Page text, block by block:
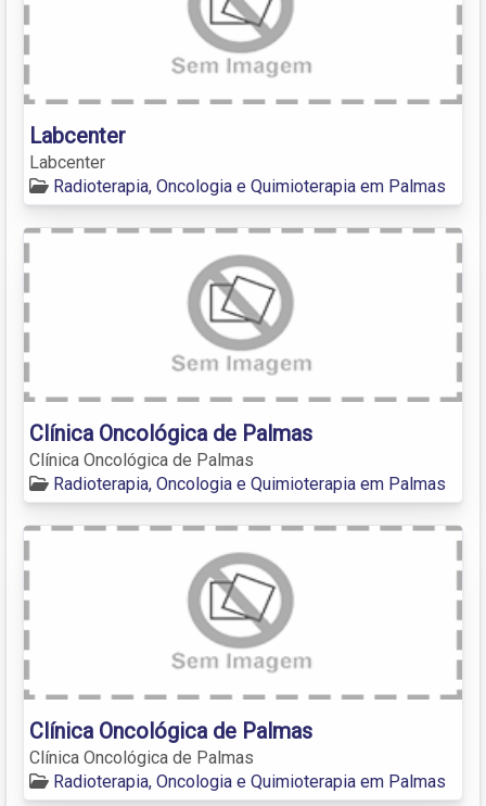
Labcenter
Labcenter
Radioterapia, Oncologia e Quimioterapia em Palmas
Clínica Oncológica de Palmas
Clínica Oncológica de Palmas
Radioterapia, Oncologia e Quimioterapia em Palmas
Clínica Oncológica de Palmas
Clínica Oncológica de Palmas
Radioterapia, Oncologia e Quimioterapia em Palmas